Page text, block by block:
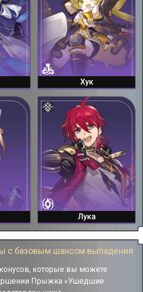
Хук
Лука
с базовым шансом выпадения
которые вы можете
Прыжка «Ушедшие